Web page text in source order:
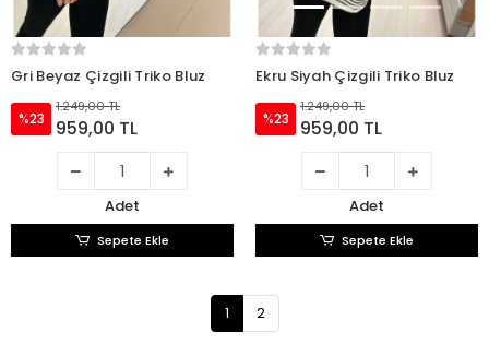
Gri Beyaz Çizgili Triko Bluz
%23
1.249,00 TL
959,00 TL
Adet
Sepete Ekle
Ekru Siyah Çizgili Triko Bluz
%23
1.249,00 TL
959,00 TL
Adet
Sepete Ekle
1 2